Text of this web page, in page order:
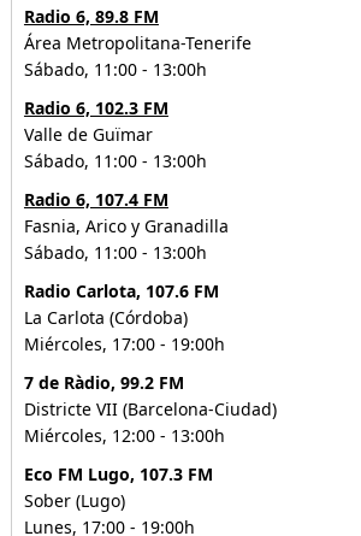
Radio 6, 89.8 FM
Área Metropolitana-Tenerife
Sábado, 11:00 - 13:00h
Radio 6, 102.3 FM
Valle de Guïmar
Sábado, 11:00 - 13:00h
Radio 6, 107.4 FM
Fasnia, Arico y Granadilla
Sábado, 11:00 - 13:00h
Radio Carlota, 107.6 FM
La Carlota (Córdoba)
Miércoles, 17:00 - 19:00h
7 de Ràdio, 99.2 FM
Districte VII (Barcelona-Ciudad)
Miércoles, 12:00 - 13:00h
Eco FM Lugo, 107.3 FM
Sober (Lugo)
Lunes, 17:00 - 19:00h